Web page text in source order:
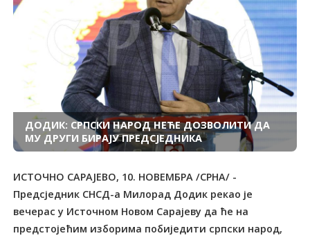
ДОДИК: СРПСКИ НАРОД НЕЋЕ ДОЗВОЛИТИ ДА
МУ ДРУГИ БИРАЈУ ПРЕДСЈЕДНИКА
ИСТОЧНО САРАЈЕВО, 10. НОВЕМБРА /СРНА/ -
Предсједник СНСД-а Милорад Додик рекао је
вечерас у Источном Новом Сарајеву да ће на
предстојећим изборима побиједити српски народ,